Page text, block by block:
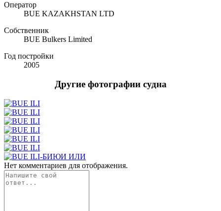
Оператор
BUE KAZAKHSTAN LTD
Собственник
BUE Bulkers Limited
Год постройки
2005
Другие фотографии судна
Нет комментариев для отображения.